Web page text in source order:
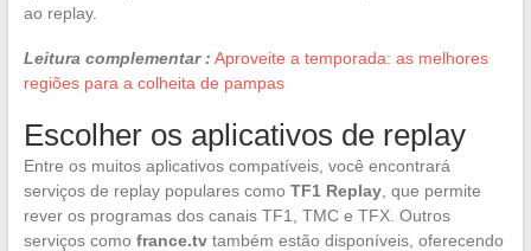
ao replay.
Leitura complementar : Aproveite a temporada: as melhores
regiões para a colheita de pampas
Escolher os aplicativos de replay
Entre os muitos aplicativos compatíveis, você encontrará
serviços de replay populares como TF1 Replay, que permite
rever os programas dos canais TF1, TMC e TFX. Outros
serviços como france.tvtambém estão disponíveis, oferecendo